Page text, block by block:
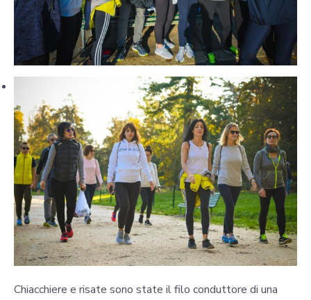
Chiacchiere e risate sono state il filo conduttore di una